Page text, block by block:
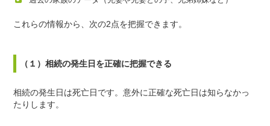
これらの情報から、次の2点を把握できます。
（１）相続の発生日を正確に把握できる
相続の発生日は死亡日です。意外に正確な死亡日は知らなかっ
たりします。